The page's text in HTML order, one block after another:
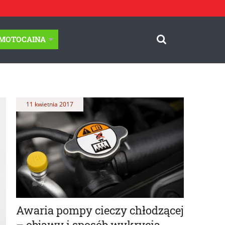
Awaria pompy cieczy chłodzącej
11 kwietnia 2017
7